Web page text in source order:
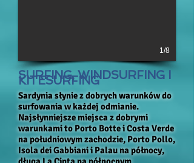
1/8
SURFING, WINDSURFING I
KITESURFING
Sardynia słynie z dobrych warunków do
surfowania w każdej odmianie.
Najsłynniejsze miejsca z dobrymi
warunkami to Porto Botte i Costa Verde
na południowym zachodzie, Porto Pollo,
Isola dei Gabbiani i Palau na północy,